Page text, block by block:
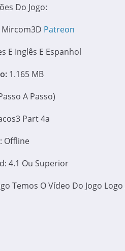
Do Jogo:
Patreon
E Inglês E Espanhol
1.165 MB
A Passo)
Part 4a
Offline
4.1 Ou Superior
Temos O Vídeo Do Jogo